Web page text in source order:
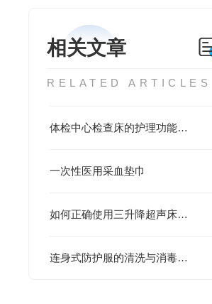
相关文章
RELATED ARTICLES
体检中心检查床的护理功能解析：关注每个细节
一次性医用采血垫巾
如何正确使用三升降超声床提高工作效率
连身式防护服的清洗与消毒指南